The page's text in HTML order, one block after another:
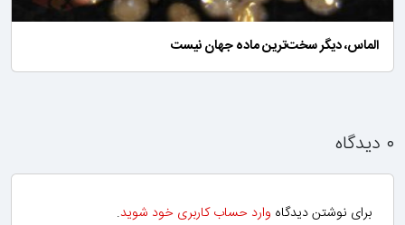
الماس، دیگر سخت‌ترین ماده جهان نیست
۰ دیدگاه
برای نوشتن دیدگاه وارد حساب کاربری خود شوید.